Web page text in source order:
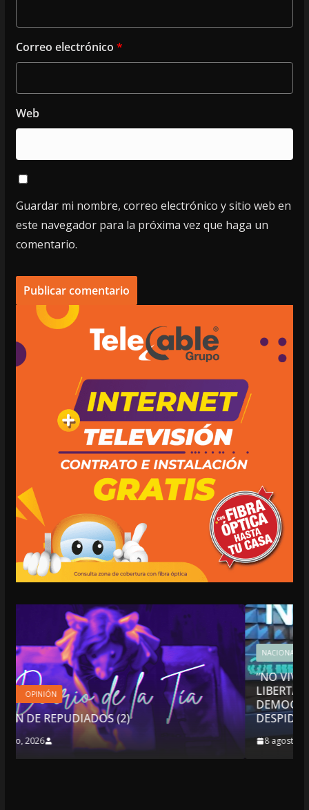
Correo electrónico *
Web
Guardar mi nombre, correo electrónico y sitio web en
este navegador para la próxima vez que haga un
comentario.
NACIONALES OPINIÓN
“NO VIVIMOS BUENOS TIEMPOS PARA LA
LIBERTAD DE EXPRESIÓN NI PARA LA
DEMOCRACIA EN MÉXICO”: LUIS CÁRDENAS;
DESPIDIÓ DE MVS
8 agosto, 2026